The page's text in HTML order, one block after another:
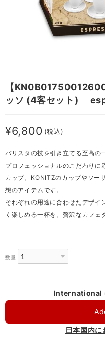
【
ッソ (4客セット)
¥6,800 (税込)
バリスタの技を引き立てる至高の
プロフェッショナルのこだわりに
カップ。KONITZのカップやソー
想のアイテムです。
それぞれの用途に合わせたデザイ
く楽しめる一杯を。贅沢なカフェ
数量
International
日本国内